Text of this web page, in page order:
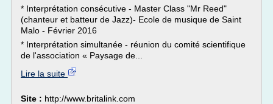
* Interprétation consécutive - Master Class "Mr Reed"
(chanteur et batteur de Jazz)- Ecole de musique de Saint
Malo - Février 2016
* Interprétation simultanée - réunion du comité scientifique
de l'association « Paysage de...
Lire la suite
Site : http://www.britalink.com